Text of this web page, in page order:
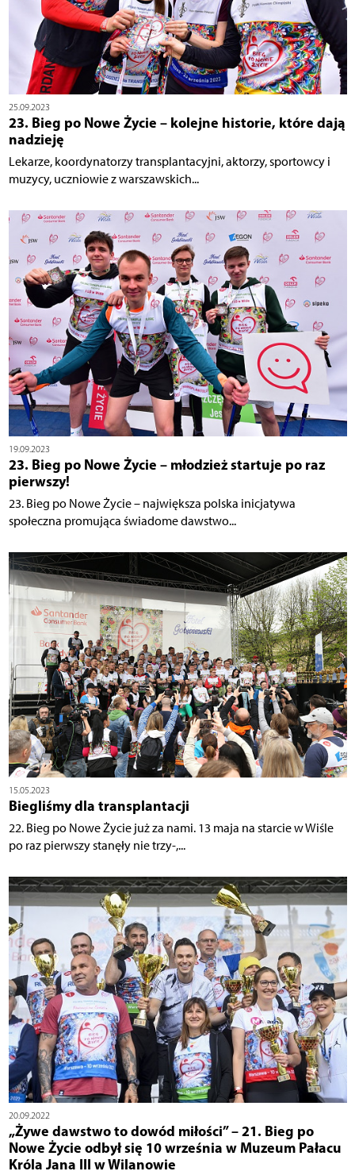
25.09.2023
23. Bieg po Nowe Życie – kolejne historie, które dają
nadzieję
Lekarze, koordynatorzy transplantacyjni, aktorzy, sportowcy i
muzycy, uczniowie z warszawskich...
19.09.2023
23. Bieg po Nowe Życie – młodzież startuje po raz
pierwszy!
23. Bieg po Nowe Życie – największa polska inicjatywa
społeczna promująca świadome dawstwo...
15.05.2023
Biegliśmy dla transplantacji
22. Bieg po Nowe Życie już za nami. 13 maja na starcie w Wiśle
po raz pierwszy stanęły nie trzy-,...
20.09.2022
„Żywe dawstwo to dowód miłości” – 21. Bieg po
Nowe Życie odbył się 10 września w Muzeum Pałacu
Króla Jana III w Wilanowie